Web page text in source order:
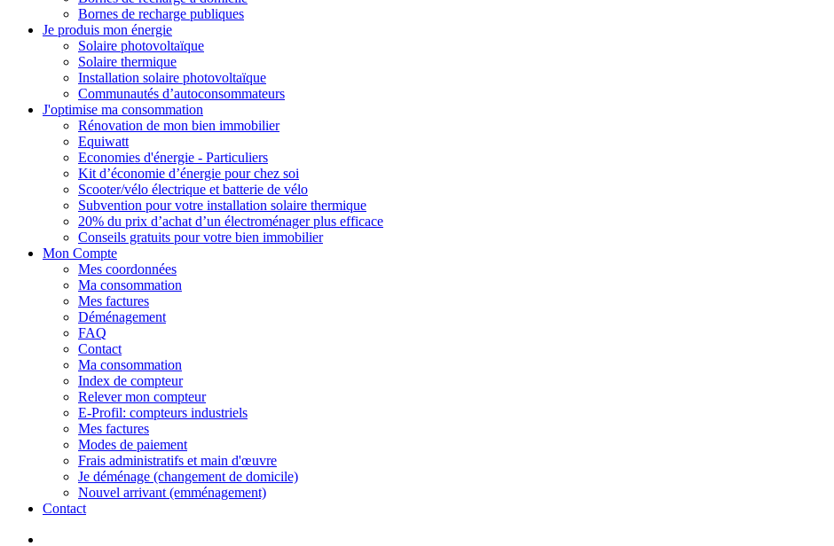
Bornes de recharge publiques
Je produis mon énergie
Solaire photovoltaïque
Solaire thermique
Installation solaire photovoltaïque
Communautés d’autoconsommateurs
J'optimise ma consommation
Rénovation de mon bien immobilier
Equiwatt
Economies d'énergie - Particuliers
Kit d’économie d’énergie pour chez soi
Scooter/vélo électrique et batterie de vélo
Subvention pour votre installation solaire thermique
20% du prix d’achat d’un électroménager plus efficace
Conseils gratuits pour votre bien immobilier
Mon Compte
Mes coordonnées
Ma consommation
Mes factures
Déménagement
FAQ
Contact
Ma consommation
Index de compteur
Relever mon compteur
E-Profil: compteurs industriels
Mes factures
Modes de paiement
Frais administratifs et main d'œuvre
Je déménage (changement de domicile)
Nouvel arrivant (emménagement)
Contact